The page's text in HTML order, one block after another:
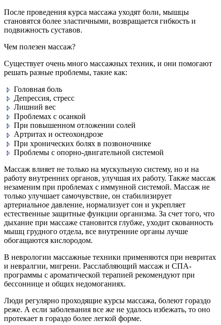
После проведения курса массажа уходят боли, мышцы
становятся более эластичными, возвращается гибкость и
подвижность суставов.
Чем полезен массаж?
Существует очень много массажных техник, и они помогают
решать разные проблемы, такие как:
Головная боль
Депрессия, стресс
Лишний вес
Проблемах с осанкой
При повышенном отложении солей
Артритах и остеохондрозе
При хронических болях в позвоночнике
Проблемы с опорно-двигательной системой
Массаж влияет не только на мускульную систему, но и на
работу внутренних органов, улучшая их работу. Также массаж
незаменим при проблемах с иммунной системой. Массаж не
только улучшает самочувствие, он стабилизирует
артериальное давление, нормализует сон и укрепляет
естественные защитные функции организма. За счет того, что
дыхание при массаже становится глубже, уходит скованность
мышц грудного отдела, все внутренние органы лучше
обогащаются кислородом.
В неврологии массажные техники применяются при невритах
и невралгии, мигрени. Расслабляющий массаж и СПА-
программы с ароматической терапией рекомендуют при
бессоннице и общих недомоганиях.
Люди регулярно проходящие курсы массажа, болеют гораздо
реже. А если заболевания все же не удалось избежать, то оно
протекает в гораздо более легкой форме.